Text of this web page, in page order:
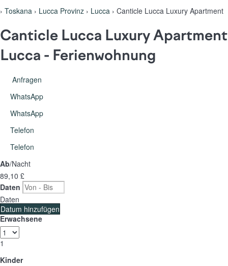
› Toskana › Lucca Provinz › Lucca › Canticle Lucca Luxury Apartment
Canticle Lucca Luxury Apartment
Lucca - Ferienwohnung
Anfragen
WhatsApp
WhatsApp
Telefon
Telefon
Ab/Nacht
89,10 £
Daten
Daten
Datum hinzufügen
Erwachsene
1
Kinder